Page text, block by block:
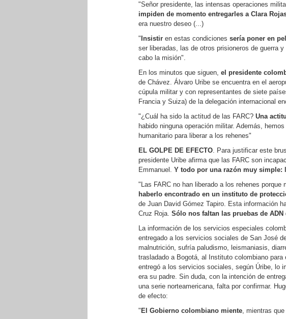
"Señor presidente, las intensas operaciones
impiden de momento entregarles a Clara
era nuestro deseo (...)
" Insistir en estas condiciones sería poner en
ser liberadas, las de otros prisioneros de guerra
cabo la misión".
En los minutos que siguen, el presidente
de Chávez. Álvaro Uribe se encuentra en el
cúpula militar y con representantes de siete
Francia y Suiza) de la delegación internacional
"¿Cuál ha sido la actitud de las FARC? Una
habido ninguna operación militar. Además,
humanitario para liberar a los rehenes"
EL GOLPE DE EFECTO. Para justificar este
presidente Uribe afirma que las FARC son
Emmanuel. Y todo por una razón muy simple:
"Las FARC no han liberado a los rehenes porque
haberlo encontrado en un instituto de
de Juan David Gómez Tapiro. Esta información
Cruz Roja. Sólo nos faltan las pruebas de ADN
La información de los servicios especiales
entregado a los servicios sociales de San José
malnutrición, sufría paludismo, leismaniasis,
trasladado a Bogotá, al Instituto colombiano
entregó a los servicios sociales, según Úribe, lo
era su padre. Sin duda, con la intención de
una serie norteamericana, falta por confirmar.
de efecto:
" El Gobierno colombiano miente, mientras